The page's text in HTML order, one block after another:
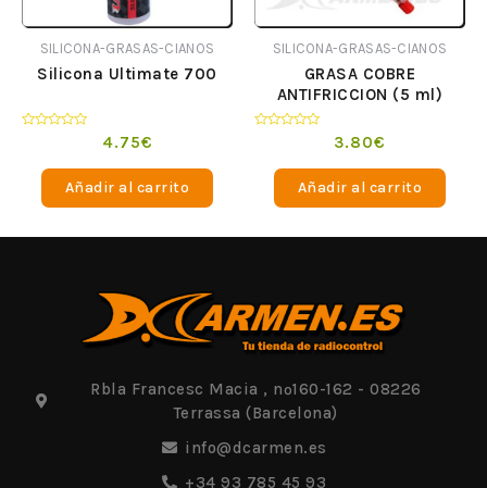
SILICONA-GRASAS-CIANOS
Silicona Ultimate 700
4.75€
Añadir al carrito
SILICONA-GRASAS-CIANOS
GRASA COBRE
ANTIFRICCION (5 ml)
3.80€
Añadir al carrito
Rbla Francesc Macia , nº160-162 - 08226
Terrassa (Barcelona)
info@dcarmen.es
+34 93 785 45 93